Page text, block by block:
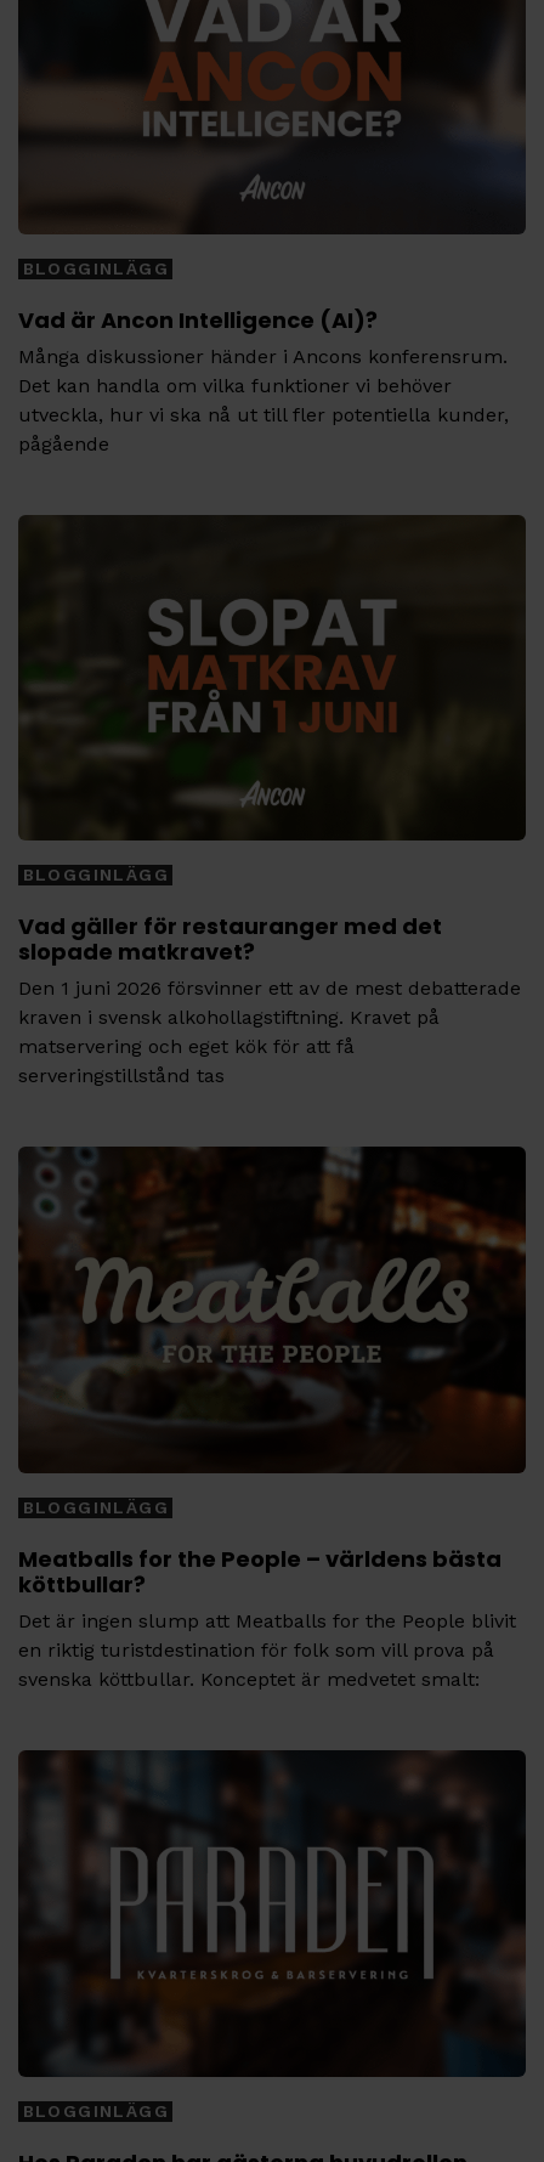
BLOGGINLÄGG
Vad är Ancon Intelligence (AI)?
Många diskussioner händer i Ancons konferensrum.
Det kan handla om vilka funktioner vi behöver
utveckla, hur vi ska nå ut till fler potentiella kunder,
pågående
BLOGGINLÄGG
Vad gäller för restauranger med det
slopade matkravet?
Den 1 juni 2026 försvinner ett av de mest debatterade
kraven i svensk alkohollagstiftning. Kravet på
matservering och eget kök för att få
serveringstillstånd tas
BLOGGINLÄGG
Meatballs for the People – världens bästa
köttbullar?
Det är ingen slump att Meatballs for the People blivit
en riktig turistdestination för folk som vill prova på
svenska köttbullar. Konceptet är medvetet smalt:
BLOGGINLÄGG